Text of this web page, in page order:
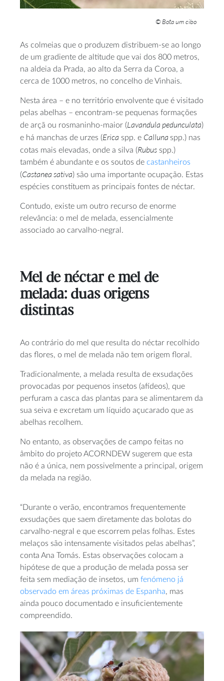
© Bota um cibo
As colmeias que o produzem distribuem-se ao longo
de um gradiente de altitude que vai dos 800 metros,
na aldeia da Prada, ao alto da Serra da Coroa, a
cerca de 1000 metros, no concelho de Vinhais.
Nesta área – e no território envolvente que é visitado
pelas abelhas – encontram-se pequenas formações
de arçã ou rosmaninho-maior (Lavandula pedunculata)
e há manchas de urzes (Erica spp. e Calluna spp.) nas
cotas mais elevadas, onde a silva (Rubus spp.)
também é abundante e os soutos de castanheiros
(Castanea sativa) são uma importante ocupação. Estas
espécies constituem as principais fontes de néctar.
Contudo, existe um outro recurso de enorme
relevância: o mel de melada, essencialmente
associado ao carvalho-negral.
Mel de néctar e mel de
melada: duas origens
distintas
Ao contrário do mel que resulta do néctar recolhido
das flores, o mel de melada não tem origem floral.
Tradicionalmente, a melada resulta de exsudações
provocadas por pequenos insetos (afídeos), que
perfuram a casca das plantas para se alimentarem da
sua seiva e excretam um líquido açucarado que as
abelhas recolhem.
No entanto, as observações de campo feitas no
âmbito do projeto ACORNDEW sugerem que esta
não é a única, nem possivelmente a principal, origem
da melada na região.
“Durante o verão, encontramos frequentemente
exsudações que saem diretamente das bolotas do
carvalho-negral e que escorrem pelas folhas. Estes
melaços são intensamente visitados pelas abelhas”,
conta Ana Tomás. Estas observações colocam a
hipótese de que a produção de melada possa ser
feita sem mediação de insetos, um fenómeno já
observado em áreas próximas de Espanha, mas
ainda pouco documentado e insuficientemente
compreendido.